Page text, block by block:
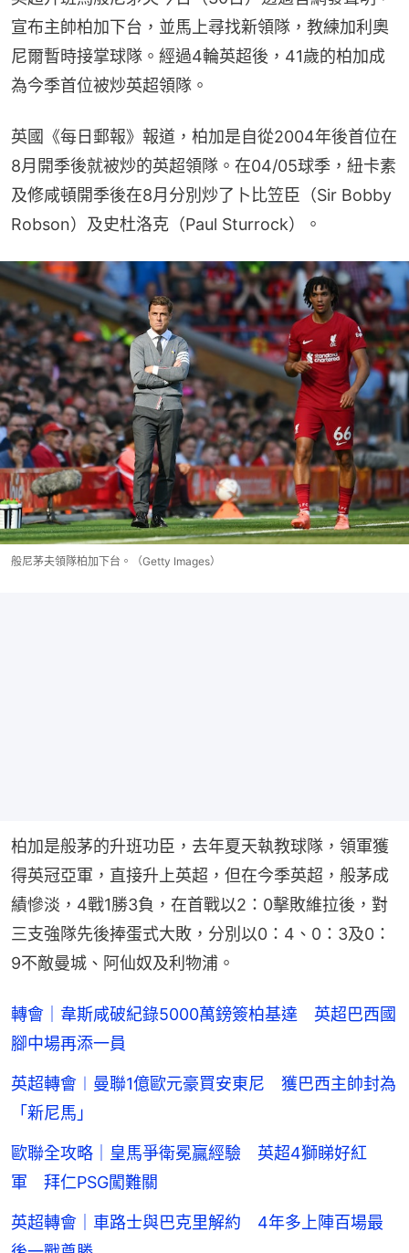
宣布主帥柏加下台，並馬上尋找新領隊，教練加利奧
尼爾暫時接掌球隊。經過4輪英超後，41歲的柏加成
為今季首位被炒英超領隊。
英國《每日郵報》報道，柏加是自從2004年後首位在
8月開季後就被炒的英超領隊。在04/05球季，紐卡素
及修咸頓開季後在8月分別炒了卜比笠臣（Sir Bobby
Robson）及史杜洛克（Paul Sturrock）。
般尼茅夫領隊柏加下台。（Getty Images）
柏加是般茅的升班功臣，去年夏天執教球隊，領軍獲
得英冠亞軍，直接升上英超，但在今季英超，般茅成
績慘淡，4戰1勝3負，在首戰以2：0擊敗維拉後，對
三支強隊先後捧蛋式大敗，分別以0：4、0：3及0：
9不敵曼城、阿仙奴及利物浦。
轉會｜韋斯咸破紀錄5000萬鎊簽柏基達 英超巴西國
腳中場再添一員
英超轉會︱曼聯1億歐元豪買安東尼 獲巴西主帥封為
「新尼馬」
歐聯全攻略｜皇馬爭衛冕贏經驗 英超4獅睇好紅
軍 拜仁PSG闖難關
英超轉會｜車路士與巴克里解約 4年多上陣百場最